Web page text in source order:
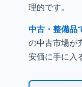
理的です。
中古・整備品
の中古市場が
安価に手に入